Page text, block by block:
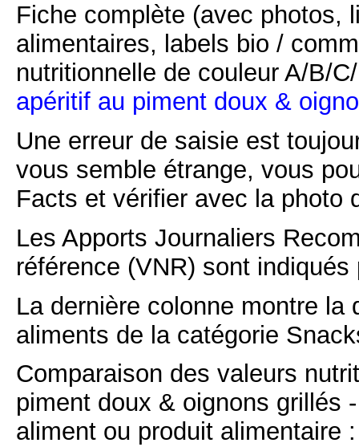
Fiche complète (avec photos,
alimentaires, labels bio /
nutritionnelle de couleur A/B/
apéritif au piment doux &
Une erreur de saisie est
vous semble étrange, vous
Facts et vérifier avec la photo
Les Apports Journaliers
référence (VNR) sont
La dernière colonne montre
aliments de la catégorie
Comparaison des valeurs
piment doux & oignons grillés
aliment ou produit alimentaire :